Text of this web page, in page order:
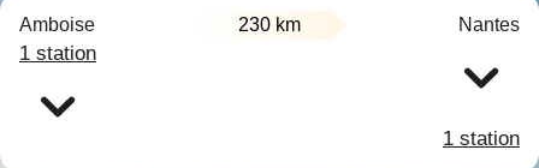
Amboise 230 km Nantes
1 station
1 station